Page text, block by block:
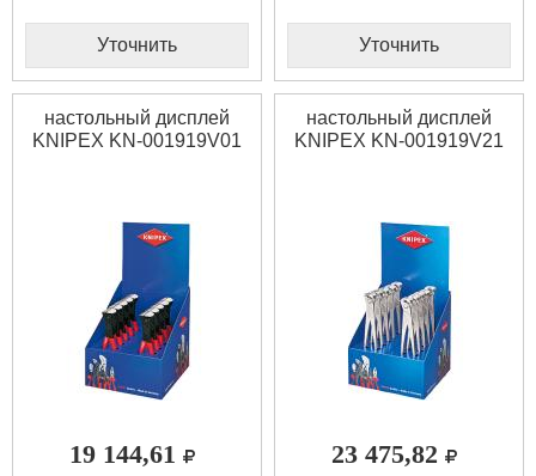
Уточнить Уточнить
настольный дисплей
KNIPEX KN-001919V01
19 144,61
настольный дисплей
KNIPEX KN-001919V21
23 475,82